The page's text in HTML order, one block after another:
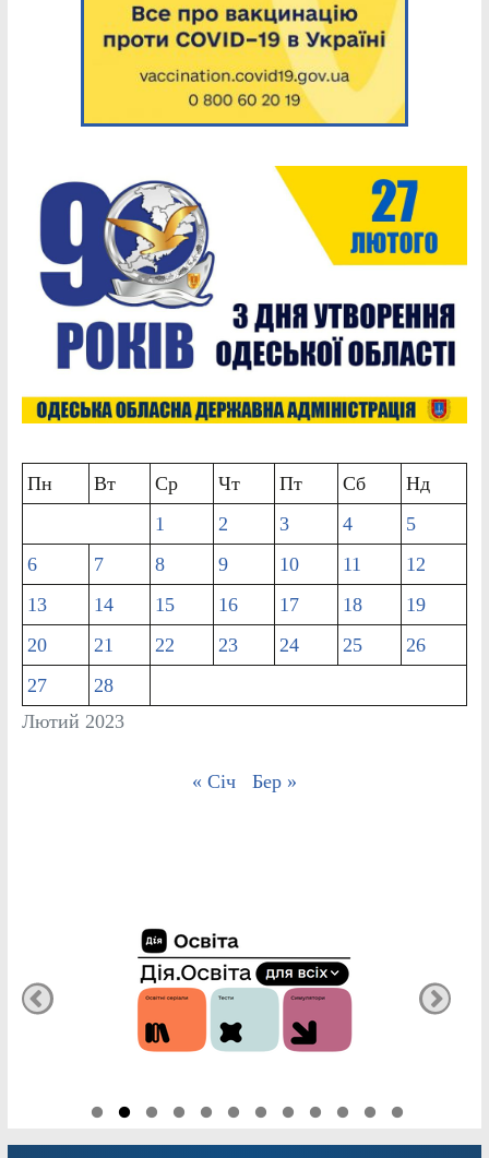
Лютий 2023
Пн Вт Ср Чт Пт Сб
Нд
1
2 3 4
5
6
7 8 9 10 11
12
13
14 15 16 17 18
19
20
21 22 23 24 25
26
27
28
« Січ Бер »